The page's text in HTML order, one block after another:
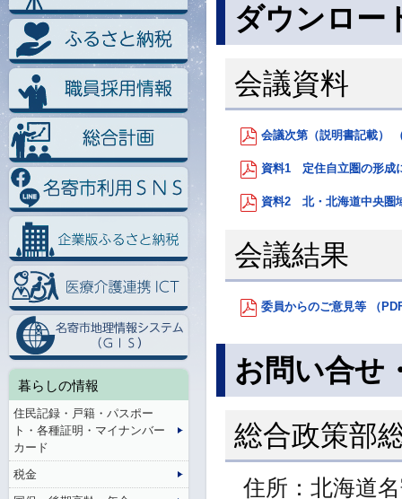
ダウンロー
会議資料
会議次第（説明書記載）
資料1 定住自立圏の形成
資料2 北・北海道中央圏
会議結果
委員からのご意見等 （
お問い合せ
総合政策部
住所：北海道
暮らしの情報
住民記録・戸籍・パスポー
ト・各種証明・マイナンバー
カード
税金